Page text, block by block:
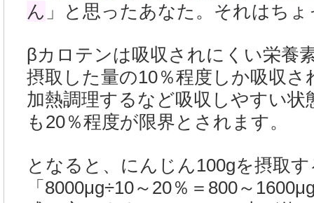
ん 」と思ったあなた。それはち
βカロテンは吸収されにくい栄養
摂取した量の10％程度しか吸収さ
加熱調理するなど吸収しやすい状
も20％程度が限界とされます。
となると、にんじん100gを摂取
「8000μg÷10～20％＝800～